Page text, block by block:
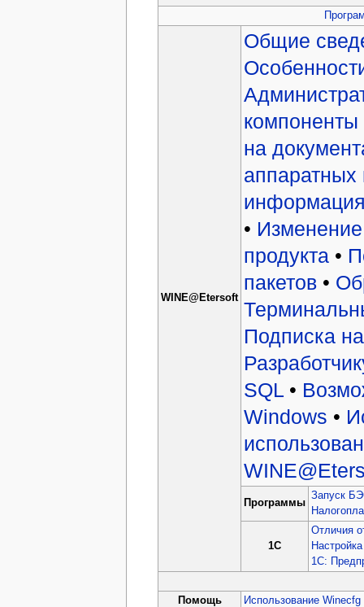
WINE@Etersoft
Общие
компоненты
на
•
продукта •
пакетов•
Подписка
SQL •
Windows •
Программы
Запуск
1C
Отличия
1С:
Помощь Использование Winecfg